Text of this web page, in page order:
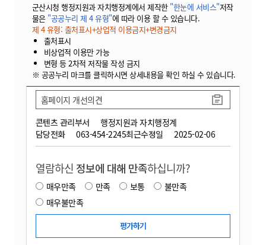
군산시청 행정지원과 자치행정계에서 제작한 "한눈에 서비스"저작
물은 "공공누리 제 4 유형"에 따라 이용 할 수 있습니다.
제 4 유형: 출처표시+상업적 이용금지+변경금지
출처표시
비상업적 이용만 가능
변형 등 2차적 저작물 작성 금지
※ 공공누리 마크를 클릭하시면 상세내용을 확인 하실 수 있습니다.
콘텐츠 관리부서
행정지원과 자치행정계
담당전화
063-454-2245최근수정일 2025-02-06
홈페이지 개선의견
열람하신 정보에 대해 만족하십니까?
매우만족 만족 보통
불만족
매우불만족